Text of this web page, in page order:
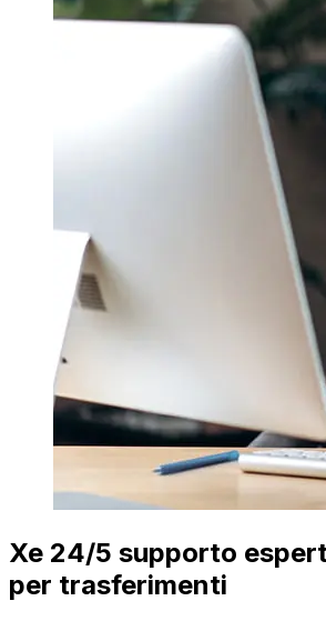
Xe 24/5 supporto
per trasferimenti